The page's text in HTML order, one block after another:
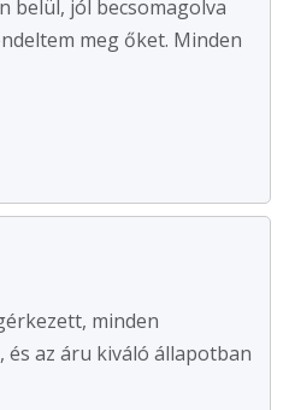
belül, jól becsomagolva
meg őket. Minden
minden
és az áru kiváló állapotban